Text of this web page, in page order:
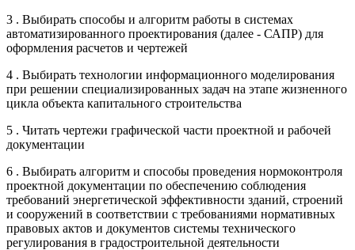
3 . Выбирать способы и алгоритм работы в системах
автоматизированного проектирования (далее - САПР) для
оформления расчетов и чертежей
4 . Выбирать технологии информационного моделирования
при решении специализированных задач на этапе жизненного
цикла объекта капитального строительства
5 . Читать чертежи графической части проектной и рабочей
документации
6 . Выбирать алгоритм и способы проведения нормоконтроля
проектной документации по обеспечению соблюдения
требований энергетической эффективности зданий, строений
и сооружений в соответствии с требованиями нормативных
правовых актов и документов системы технического
регулирования в градостроительной деятельности